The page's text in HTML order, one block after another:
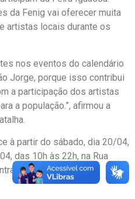
da Fenig vai oferecer muita
artistas locais durante os
nos eventos do calendário
Jorge, porque isso contribui
a participação dos artistas
a população.”, afirmou a
à partir do sábado, dia 20/04,
das 10h às 22h, na Rua
é franca.